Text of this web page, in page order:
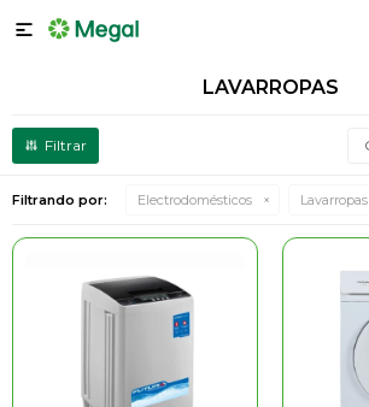

LAVARROPAS
Filtrando por: Electrodomésticos Lavarropas